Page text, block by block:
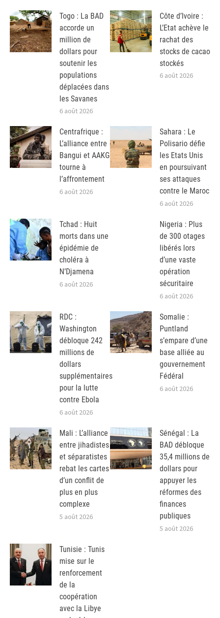
Togo : La BAD
accorde un
million de
dollars pour
soutenir les
populations
déplacées dans
les Savanes
6 août 2026
Côte d’Ivoire :
L’Etat achève le
rachat des
stocks de cacao
stockés
6 août 2026
Centrafrique :
L’alliance entre
Bangui et AAKG
tourne à
l’affrontement
6 août 2026
Sahara : Le
Polisario défie
les Etats Unis
en poursuivant
ses attaques
contre le Maroc
6 août 2026
Tchad : Huit
morts dans une
épidémie de
choléra à
N’Djamena
6 août 2026
Nigeria : Plus
de 300 otages
libérés lors
d’une vaste
opération
sécuritaire
6 août 2026
RDC :
Washington
débloque 242
millions de
dollars
supplémentaires
pour la lutte
contre Ebola
6 août 2026
Somalie :
Puntland
s’empare d’une
base alliée au
gouvernement
Fédéral
6 août 2026
Mali : L’alliance
entre jihadistes
et séparatistes
rebat les cartes
d’un conflit de
plus en plus
complexe
5 août 2026
Sénégal : La
BAD débloque
35,4 millions de
dollars pour
appuyer les
réformes des
finances
publiques
5 août 2026
Tunisie : Tunis
mise sur le
renforcement
de la
coopération
avec la Libye